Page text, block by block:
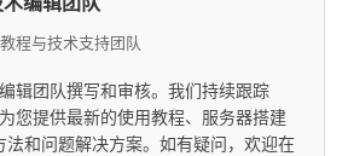
程与技术支持团队
辑团队撰写和审核。我们持续跟踪
您提供最新的使用教程、服务器搭建
法和问题解决方案。如有疑问，欢迎在